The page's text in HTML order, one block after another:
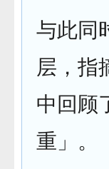
与此同
层，指
中回顾
重」。